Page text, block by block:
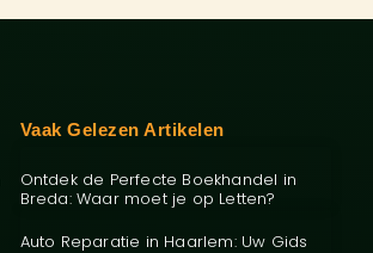
Vaak Gelezen Artikelen
Ontdek de Perfecte Boekhandel in
Breda: Waar moet je op Letten?
Auto Reparatie in Haarlem: Uw Gids